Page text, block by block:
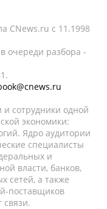
CNews.ru c 11.1998
очереди разбора -
и сотрудники одной
экономики:
Ядро аудитории
специалисты
и
власти, банков,
сетей, а также
поставщиков
связи.